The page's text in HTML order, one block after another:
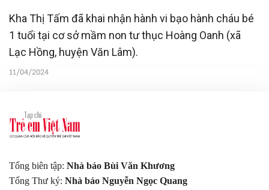
Kha Thị Tấm đã khai nhận hành vi bạo hành cháu bé
1 tuổi tại cơ sở mầm non tư thục Hoàng Oanh (xã
Lạc Hồng, huyện Văn Lâm).
11/04/2024
Tổng biên tập: Nhà báo Bùi Văn Khương
Tổng Thư ký: Nhà báo Nguyễn Ngọc Quang